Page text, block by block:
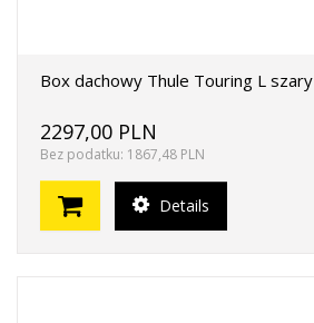
Box dachowy Thule Touring L szary
2297,00 PLN
Bez podatku: 1867,48 PLN
Details